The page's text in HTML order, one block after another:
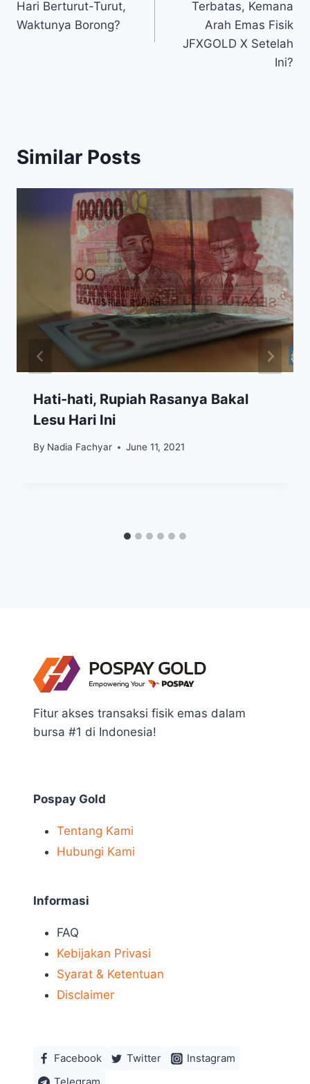
Hari Berturut-Turut,
Waktunya Borong?
Terbatas, Kemana
Arah Emas Fisik
JFXGOLD X Setelah
Ini?
Similar Posts
Hati-hati, Rupiah Rasanya Bakal
Lesu Hari Ini
By Nadia Fachyar June 11, 2021
Fitur akses transaksi fisik emas dalam
bursa #1 di Indonesia!
Pospay Gold
Tentang Kami
Hubungi Kami
Informasi
FAQ
Kebijakan Privasi
Syarat & Ketentuan
Disclaimer
Facebook Twitter
Instagram